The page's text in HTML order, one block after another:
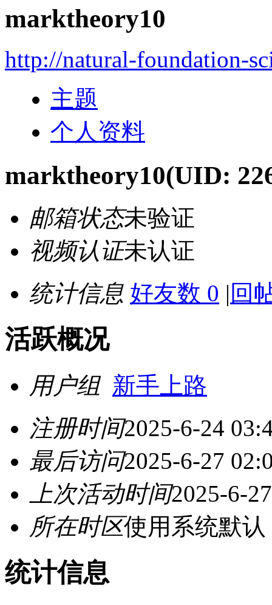
marktheory10
http://natural-foundation-
主题
个人资料
marktheory10(UID:
邮箱状态未验证
视频认证未认证
统计信息 好友数 0 | 回
活跃概况
用户组 新手上路
注册时间2025-6-24
最后访问2025-6-27
上次活动时间2025-6-
所在时区使用系统默认
统计信息